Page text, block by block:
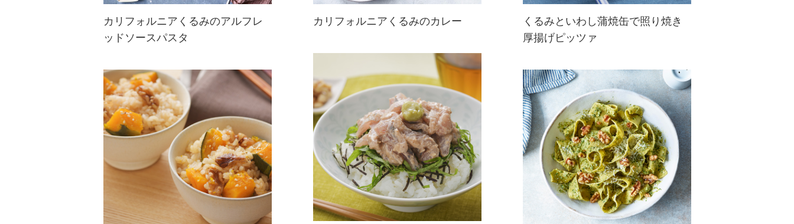
あつあつのパスタにくるみの風味豊
かな味わいが広がるアフレッドソー
スがたまらない一品。お好きなパス
タでぜひお楽しみください！
カリフォルニアくるみのアルフレ
ッドソースパスタ
色鮮やかな野菜をスパイシーなタイ
風レッドカレーソースで煮込み、く
るみクリームで風味豊かに仕上げた
一品。仕上げにパクチー、さらにく
るみを添えることで、風味と彩りが
引き立ちます。
カリフォルニアくるみのカレー
缶詰と厚揚げを使った簡単お手軽レ
シピ。くるみの香ばしさと食感でし
っかり満足感。味付け缶を使えば調
味料不要です♪
くるみといわし蒲焼缶で照り焼き
厚揚げピッツァ